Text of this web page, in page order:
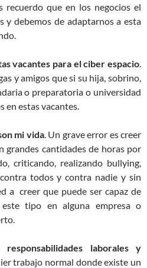
recuerdo que en los negocios el
y debemos de adaptarnos a esta
vacantes para el ciber espacio.
y amigos que si su hija, sobrino,
o preparatoria o universidad
en estas vacantes.
mi vida. Un grave error es creer
grandes cantidades de horas por
criticando, realizando bullying,
todos y contra nadie y sin
a creer que puede ser capaz de
tipo en alguna empresa o
laborales y
trabajo normal donde existe un